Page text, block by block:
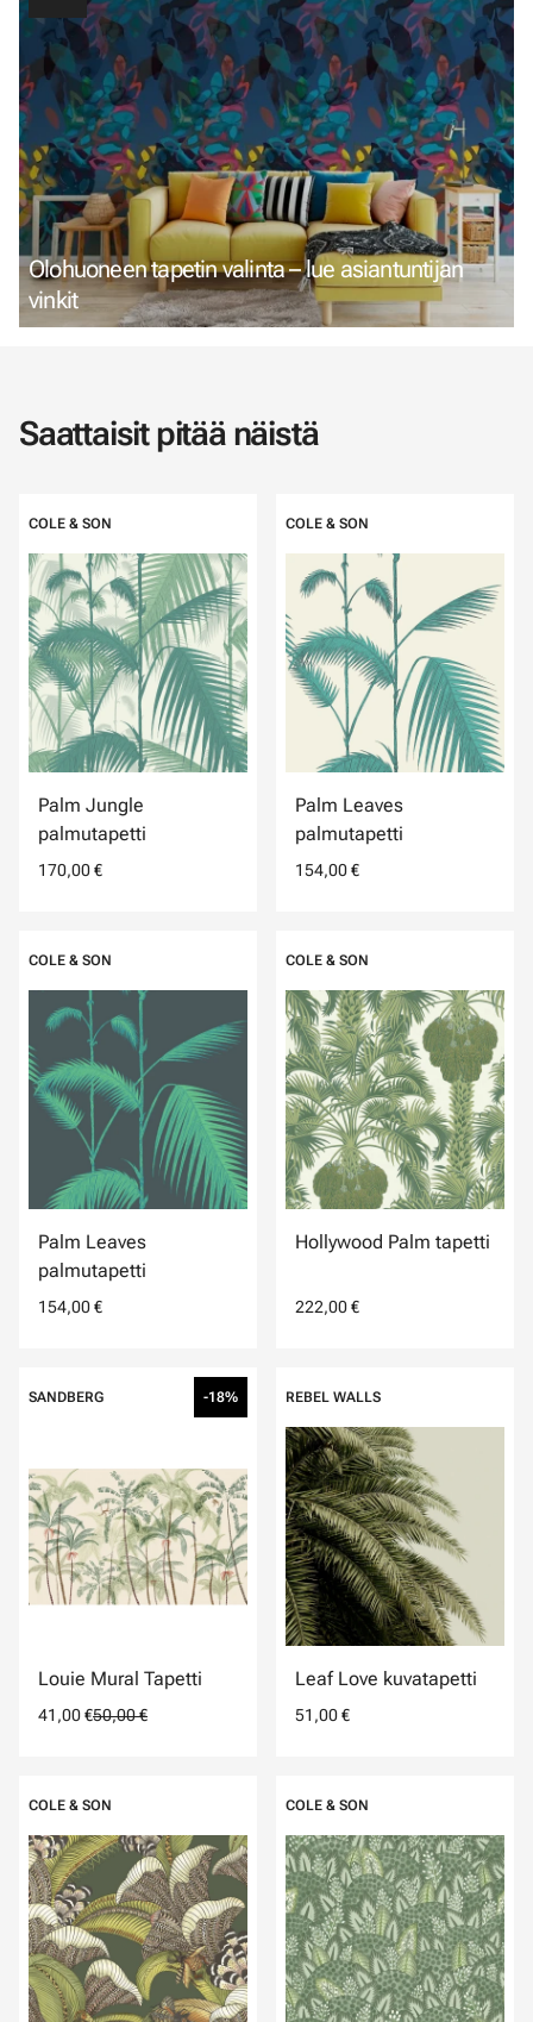
Olohuoneen tapetin valinta – lue asiantuntijan
vinkit
Saattaisit pitää näistä
COLE & SON
Palm Jungle
palmutapetti
170,00 €
COLE & SON
Palm Leaves
palmutapetti
154,00 €
COLE & SON
Palm Leaves
palmutapetti
154,00 €
COLE & SON
Hollywood Palm tapetti
222,00 €
SANDBERG -18%
Louie Mural Tapetti
41,00 €50,00 €
REBEL WALLS
Leaf Love kuvatapetti
51,00 €
COLE & SON COLE & SON